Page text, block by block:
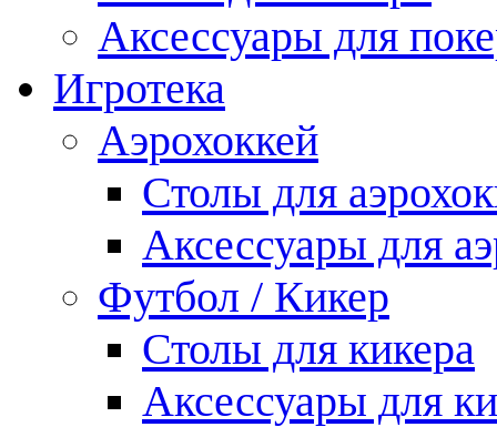
Аксессуары для
Игротека
Аэрохоккей
Столы для
Аксессуары для
Футбол / Кикер
Столы для кикера
Аксессуары для